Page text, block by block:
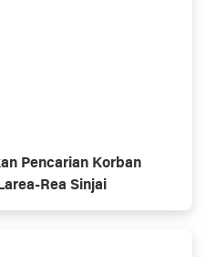
Pencarian Korban
Rea Sinjai